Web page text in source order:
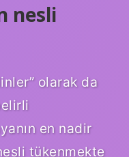
nesli
olarak da
en nadir
tükenmekte